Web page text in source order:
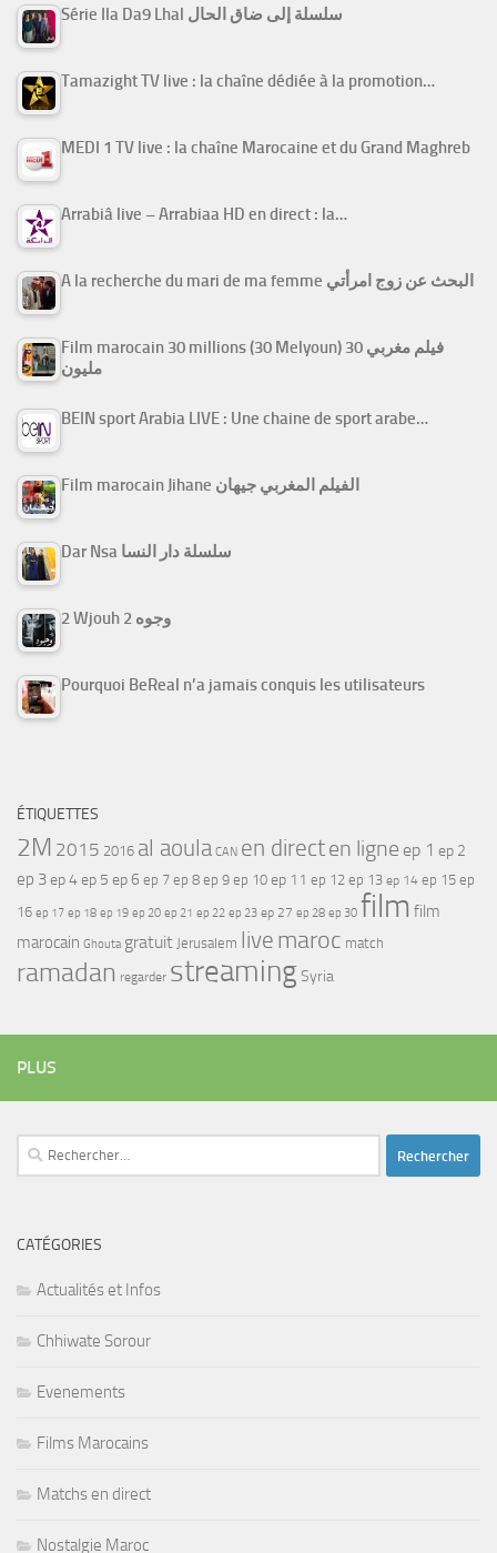
Série Ila Da9 Lhal سلسلة إلى ضاق الحال
Tamazight TV live : la chaîne dédiée à la promotion…
MEDI 1 TV live : la chaîne Marocaine et du Grand Maghreb
Arrabiâ live – Arrabiaa HD en direct : la…
A la recherche du mari de ma femme البحث عن زوج امرأتي
Film marocain 30 millions (30 Melyoun) فيلم مغربي 30
مليون
BEIN sport Arabia LIVE : Une chaine de sport arabe…
Film marocain Jihane الفيلم المغربي جيهان
Dar Nsa سلسلة دار النسا
2 Wjouh 2 وجوه
Pourquoi BeReal n’a jamais conquis les utilisateurs
ÉTIQUETTES
2M 2015 2016 al aoula CAN en directen ligne ep 1 ep 2
ep 3ep 4ep 5 ep 6 ep 7 ep 8 ep 9 ep 10 ep 11 ep 12 ep 13 ep 14 ep 15 ep
16 ep 17 ep 18 ep 19 ep 20 ep 21 ep 22 ep 23 ep 27 ep 28 ep 30 film film
marocain Ghouta gratuit Jerusalem live maroc match
ramadan regarder streamingSyria
PLUS
Rechercher :
CATÉGORIES
Actualités et Infos
Chhiwate Sorour
Evenements
Films Marocains
Matchs en direct
Nostalgie Maroc